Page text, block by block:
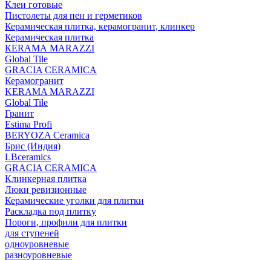
Клеи готовые
Пистолеты для пен и герметиков
Керамическая плитка, керамогранит, клинкер
Керамическая плитка
КЕRАМА MARAZZI
Global Tile
GRACIA CERAMICA
Керамогранит
KERAMA MARAZZI
Global Tile
Гранит
Estima Profi
BERYOZA Ceramica
Брис (Индия)
LBceramics
GRACIA CERAMICA
Клинкерная плитка
Люки ревизионные
Керамические уголки для плитки
Раскладка под плитку
Пороги, профили для плитки
для ступеней
одноуровневые
разноуровневые